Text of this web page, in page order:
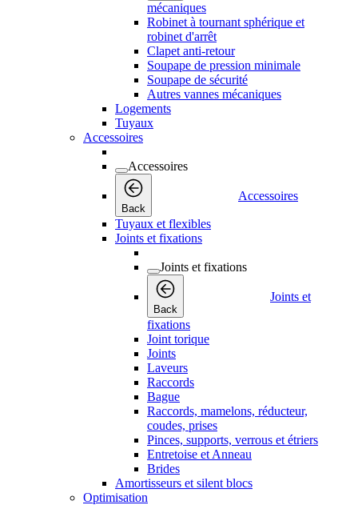
mécaniques
Robinet à tournant sphérique et
robinet d'arrêt
Clapet anti-retour
Soupape de pression minimale
Soupape de sécurité
Autres vannes mécaniques
Logements
Tuyaux
Accessoires
Accessoires
Back
Accessoires
Tuyaux et flexibles
Joints et fixations
Joints et fixations
Back
Joints et
fixations
Joint torique
Joints
Laveurs
Raccords
Bague
Raccords, mamelons, réducteur,
coudes, prises
Pinces, supports, verrous et étriers
Entretoise et Anneau
Brides
Amortisseurs et silent blocs
Optimisation